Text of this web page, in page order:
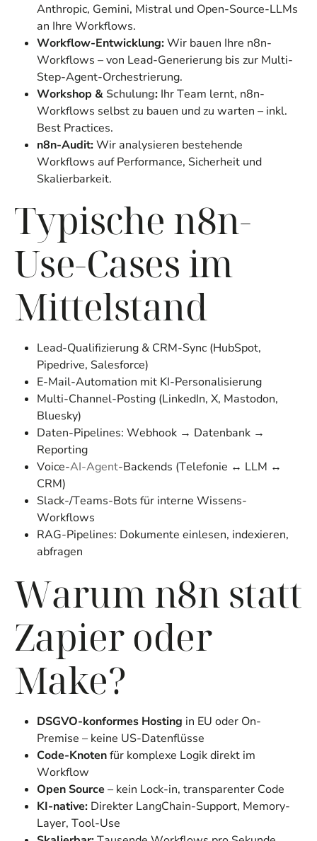
Anthropic, Gemini, Mistral und Open-Source-LLMs
an Ihre Workflows.
Workflow-Entwicklung:Wir bauen Ihre n8n-
Workflows – von Lead-Generierung bis zur Multi-
Step-Agent-Orchestrierung.
Workshop & Schulung: Ihr Team lernt, n8n-
Workflows selbst zu bauen und zu warten – inkl.
Best Practices.
n8n-Audit:Wir analysieren bestehende
Workflows auf Performance, Sicherheit und
Skalierbarkeit.
Typische n8n-
Use-Cases im
Mittelstand
Lead-Qualifizierung & CRM-Sync (HubSpot,
Pipedrive, Salesforce)
E-Mail-Automation mit KI-Personalisierung
Multi-Channel-Posting (LinkedIn, X, Mastodon,
Bluesky)
Daten-Pipelines: Webhook → Datenbank →
Reporting
Voice-AI-Agent-Backends (Telefonie ↔ LLM ↔
CRM)
Slack-/Teams-Bots für interne Wissens-
Workflows
RAG-Pipelines: Dokumente einlesen, indexieren,
abfragen
Warum n8n statt
Zapier oder
Make?
DSGVO-konformes Hosting in EU oder On-
Premise – keine US-Datenflüsse
Code-Knotenfür komplexe Logik direkt im
Workflow
Open Source– kein Lock-in, transparenter Code
KI-native: Direkter LangChain-Support, Memory-
Layer, Tool-Use